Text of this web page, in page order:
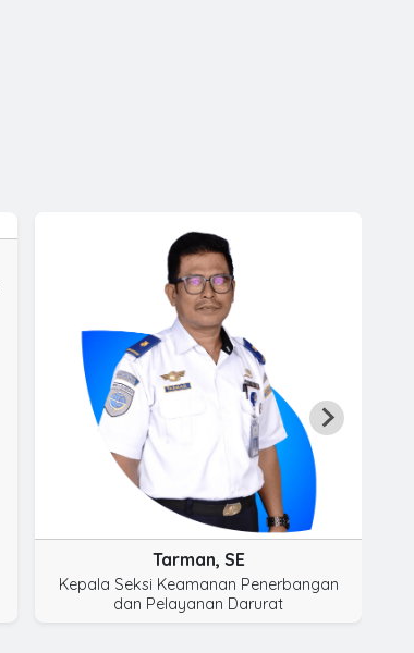
Tarman, SE
Kepala Seksi Keamanan Penerbangan
dan Pelayanan Darurat